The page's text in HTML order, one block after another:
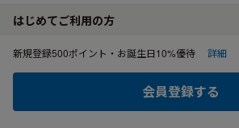
はじめてご利用の方
新規登録500ポイント・お誕生日10%優待 詳細
会員登録する